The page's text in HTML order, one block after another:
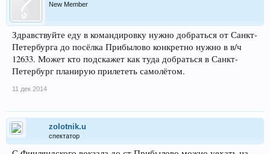
New Member
Здравствуйте еду в командировку нужно добраться от Санкт-
Петербурга до посёлка Прибылово конкретно нужно в в/ч
12633. Может кто подскажет как туда добраться в Санкт-
Петербург планирую прилететь самолётом.
11 дек 2014
zolotnik.u
спектатор